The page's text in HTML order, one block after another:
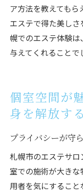
ア方法を教えてもら
エステで得た美し
幌でのエステ体験
与えてくれることで
個室空間が
身を解放する
プライバシーが守
札幌市のエステサ
室での施術が大き
用者を気にするこ